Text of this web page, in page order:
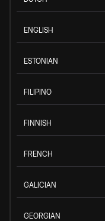
ENGLISH
ESTONIAN
FILIPINO
FINNISH
FRENCH
GALICIAN
GEORGIAN